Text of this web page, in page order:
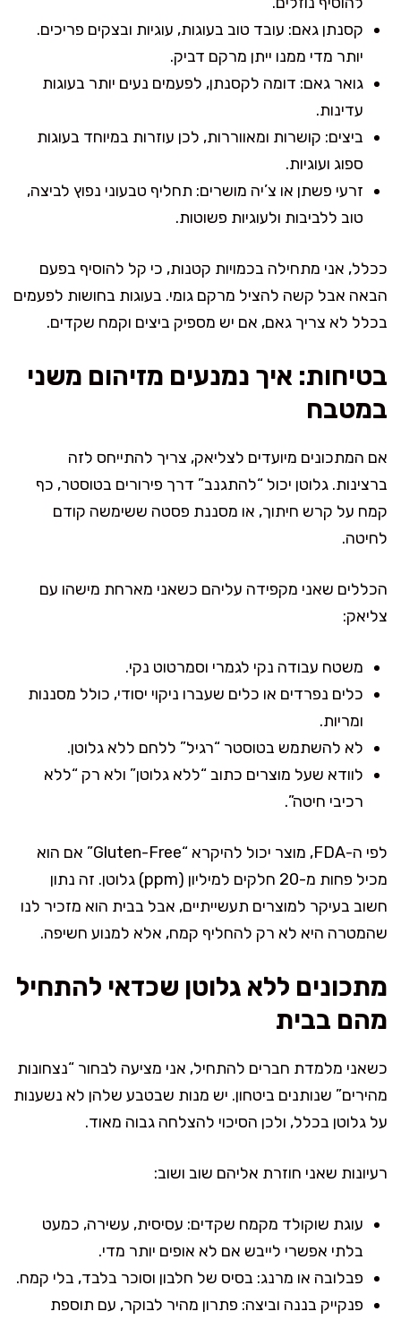
קסנתן גאם: עובד טוב בעוגות, עוגיות ובצקים פריכים.
יותר מדי ממנו ייתן מרקם דביק.
גואר גאם: דומה לקסנתן, לפעמים נעים יותר בעוגות
עדינות.
ביצים: קושרות ומאווררות, לכן עוזרות במיוחד בעוגות
ספוג ועוגיות.
זרעי פשתן או צ’יה מושרים: תחליף טבעוני נפוץ לביצה,
טוב ללביבות ולעוגיות פשוטות.
ככלל, אני מתחילה בכמויות קטנות, כי קל להוסיף בפעם
הבאה אבל קשה להציל מרקם גומי. בעוגות בחושות לפעמים
בכלל לא צריך גאם, אם יש מספיק ביצים וקמח שקדים.
בטיחות: איך נמנעים מזיהום משני
במטבח
אם המתכונים מיועדים לצליאק, צריך להתייחס לזה
ברצינות. גלוטן יכול “להתגנב” דרך פירורים בטוסטר, כף
קמח על קרש חיתוך, או מסננת פסטה ששימשה קודם
לחיטה.
הכללים שאני מקפידה עליהם כשאני מארחת מישהו עם
צליאק:
משטח עבודה נקי לגמרי וסמרטוט נקי.
כלים נפרדים או כלים שעברו ניקוי יסודי, כולל מסננות
ומריות.
לא להשתמש בטוסטר “רגיל” ללחם ללא גלוטן.
לוודא שעל מוצרים כתוב “ללא גלוטן” ולא רק “ללא
רכיבי חיטה”.
לפי ה-FDA, מוצר יכול להיקרא “Gluten-Free” אם הוא
מכיל פחות מ-20 חלקים למיליון (ppm) גלוטן. זה נתון
חשוב בעיקר למוצרים תעשייתיים, אבל בבית הוא מזכיר לנו
שהמטרה היא לא רק להחליף קמח, אלא למנוע חשיפה.
מתכונים ללא גלוטן שכדאי להתחיל
מהם בבית
כשאני מלמדת חברים להתחיל, אני מציעה לבחור “נצחונות
מהירים” שנותנים ביטחון. יש מנות שבטבע שלהן לא נשענות
על גלוטן בכלל, ולכן הסיכוי להצלחה גבוה מאוד.
רעיונות שאני חוזרת אליהם שוב ושוב:
עוגת שוקולד מקמח שקדים: עסיסית, עשירה, כמעט
בלתי אפשרי לייבש אם לא אופים יותר מדי.
פבלובה או מרנג: בסיס של חלבון וסוכר בלבד, בלי קמח.
פנקייק בננה וביצה: פתרון מהיר לבוקר, עם תוספת